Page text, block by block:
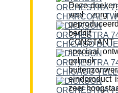
Deze
veel zorg
bedrijf
speciaal
eindproduct
zeer